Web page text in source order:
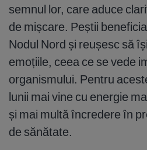
semnul lor, care aduce
de mișcare. Peștii
Nodul Nord și reușesc să
emoțiile, ceea ce se vede
organismului. Pentru
lunii mai vine cu energie
și mai multă încredere în
de sănătate.